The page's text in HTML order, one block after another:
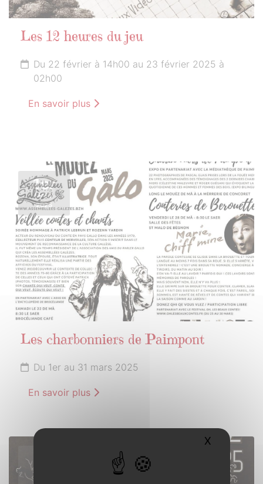
Les 12 heures du jeu
Du 22 février à 14h00 au 23 février 2025 à
02h00
En savoir plus
1er
MARS
2025
Les charbonniers de Paimpont
Du 1er au 31 mars 2025
En savoir plus
X Masquer